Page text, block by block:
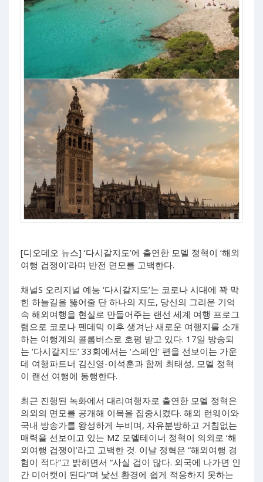
[디오데오 뉴스] ‘다시갈지도’에 출연한 모델 정혁이 ‘해외
여행 겁쟁이’라며 반전 면모를 고백한다.
채널S 오리지널 예능 ‘다시갈지도’는 코로나 시대에 꽉 막
힌 하늘길을 뚫어줄 단 하나의 지도, 당신의 그리운 기억
속 해외여행을 현실로 만들어주는 랜선 세계 여행 프로그
램으로 코로나 펜데믹 이후 생겨난 새로운 여행지를 소개
하는 여행계의 콜롬버스로 호평 받고 있다. 17일 방송되
는 ‘다시갈지도’ 33회에서는 ‘스페인’ 편을 선보이는 가운
데 여행파트너 김신영-이석훈과 함께 최태성, 모델 정혁
이 랜선 여행에 동행한다.
최근 진행된 녹화에서 대리여행자로 출연한 모델 정혁은
의외의 면모를 공개해 이목을 집중시켰다. 해외 런웨이와
국내 방송가를 왕성하게 누비며, 자유분방하고 거침없는
매력을 선보이고 있는 MZ 모델테이너 정혁이 의외로 ‘해
외여행 겁쟁이’라고 고백한 것. 이날 정혁은 “해외여행 경
험이 적다”고 밝히면서 “사실 겁이 많다. 외국에 나가면 인
간 미어캣이 된다”며 낯선 환경에 쉽게 적응하지 못하는